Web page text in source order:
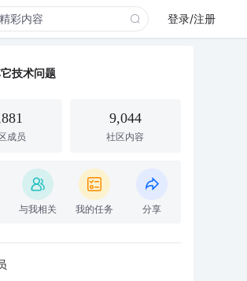
登录/注册
技术问题
成员
9,044
社区内容
与我相关 我的任务 分享